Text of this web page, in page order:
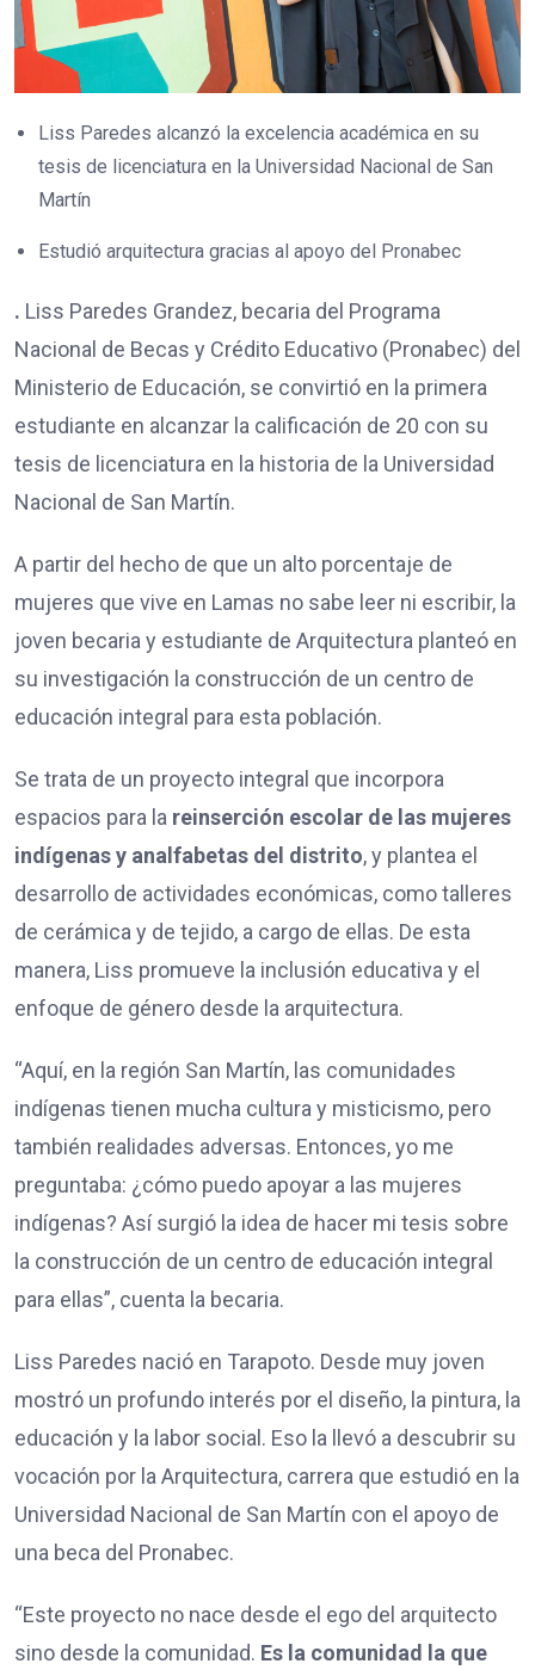
Liss Paredes alcanzó la excelencia académica en su
tesis de licenciatura en la Universidad Nacional de San
Martín
Estudió arquitectura gracias al apoyo del Pronabec
. Liss Paredes Grandez, becaria del Programa
Nacional de Becas y Crédito Educativo (Pronabec) del
Ministerio de Educación, se convirtió en la primera
estudiante en alcanzar la calificación de 20 con su
tesis de licenciatura en la historia de la Universidad
Nacional de San Martín.
A partir del hecho de que un alto porcentaje de
mujeres que vive en Lamas no sabe leer ni escribir, la
joven becaria y estudiante de Arquitectura planteó en
su investigación la construcción de un centro de
educación integral para esta población.
Se trata de un proyecto integral que incorpora
espacios para la reinserción escolar de las mujeres
indígenas y analfabetas del distrito, y plantea el
desarrollo de actividades económicas, como talleres
de cerámica y de tejido, a cargo de ellas. De esta
manera, Liss promueve la inclusión educativa y el
enfoque de género desde la arquitectura.
“Aquí, en la región San Martín, las comunidades
indígenas tienen mucha cultura y misticismo, pero
también realidades adversas. Entonces, yo me
preguntaba: ¿cómo puedo apoyar a las mujeres
indígenas? Así surgió la idea de hacer mi tesis sobre
la construcción de un centro de educación integral
para ellas”, cuenta la becaria.
Liss Paredes nació en Tarapoto. Desde muy joven
mostró un profundo interés por el diseño, la pintura, la
educación y la labor social. Eso la llevó a descubrir su
vocación por la Arquitectura, carrera que estudió en la
Universidad Nacional de San Martín con el apoyo de
una beca del Pronabec.
“Este proyecto no nace desde el ego del arquitecto
sino desde la comunidad. Es la comunidad la que